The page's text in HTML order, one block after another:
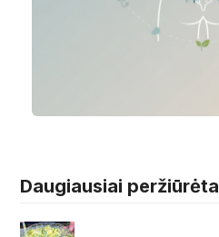
Daugiausiai peržiūrėta